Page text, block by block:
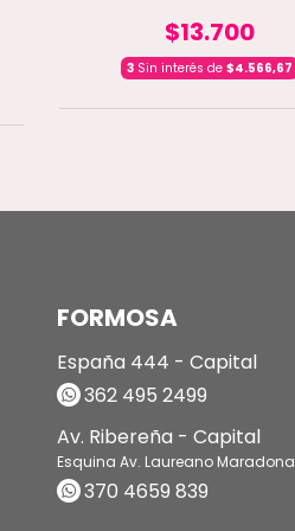
$13.700
3Sin interés de $4.566,67
FORMOSA
España 444 - Capital
362 495 2499
Av. Ribereña - Capital
Esquina Av. Laureano Maradona
370 4659 839